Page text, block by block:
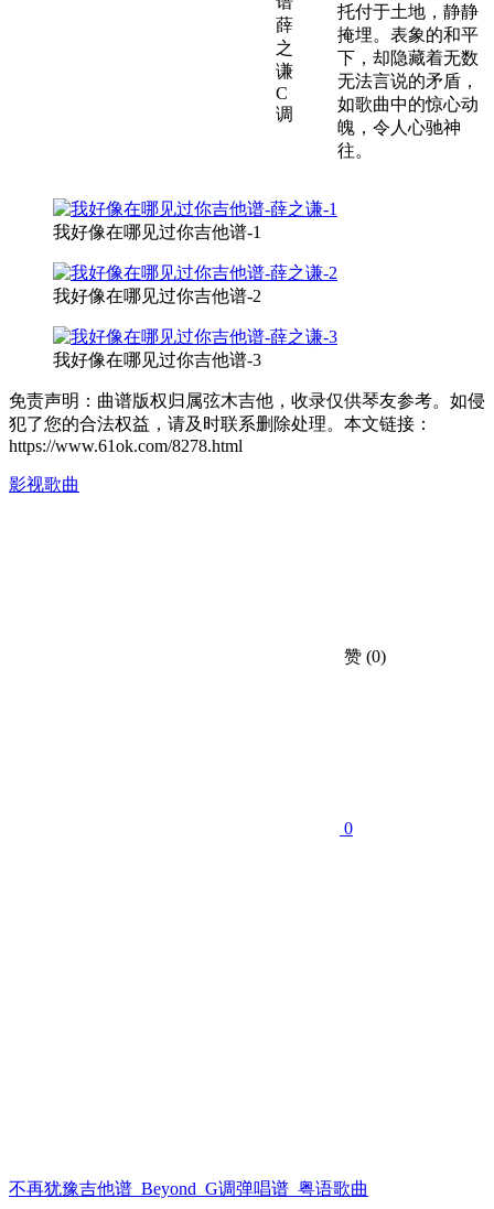
托付于土地，静静
掩埋。表象的和平
下，却隐藏着无数
无法言说的矛盾，
如歌曲中的惊心动
魄，令人心驰神
往。
我好像在哪见过你吉他谱-1
我好像在哪见过你吉他谱-2
我好像在哪见过你吉他谱-3
免责声明：曲谱版权归属弦木吉他，收录仅供琴友参考。如侵
犯了您的合法权益，请及时联系删除处理。本文链接：
https://www.61ok.com/8278.html
影视歌曲
赞 (0)
0
不再犹豫吉他谱_Beyond_G调弹唱谱_粤语歌曲